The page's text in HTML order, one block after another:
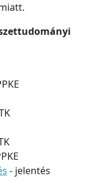
- jelentés